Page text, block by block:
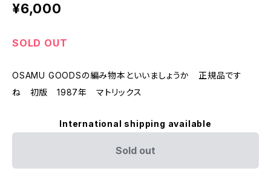
¥6,000
SOLD OUT
OSAMU GOODSの編み物本といいましょうか 正規品です
ね 初版 1987年 マトリックス
International shipping available
Sold out